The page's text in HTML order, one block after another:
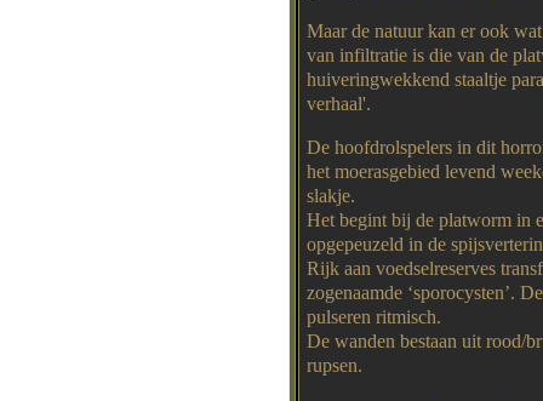
Maar de natuur kan er ook
van infiltratie is die van de
huiveringwekkend staaltje
verhaal'.
De hoofdrolspelers in dit
het moerasgebied levend
slakje.
Het begint bij de platworm in
opgepeuzeld in de
Rijk aan voedselreserves
zogenaamde ‘sporocysten’.
pulseren ritmisch.
De wanden bestaan uit rood/
rupsen.